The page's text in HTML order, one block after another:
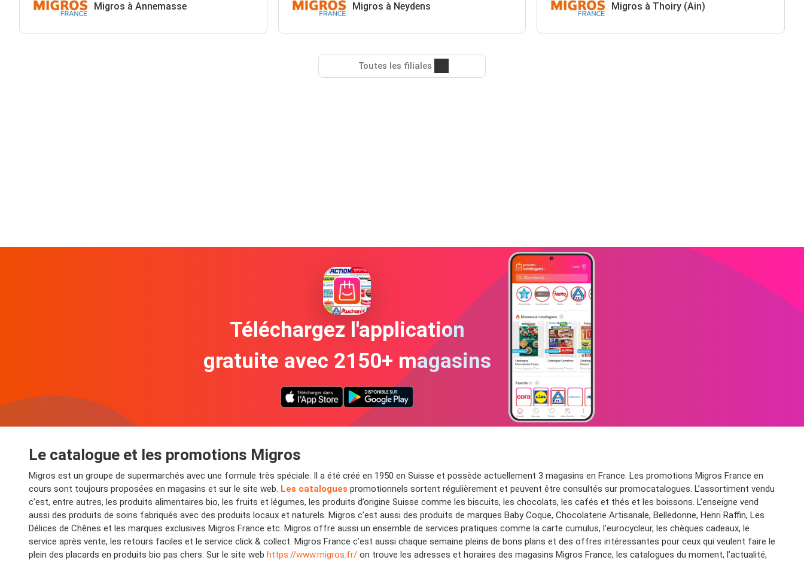
Migros à Annemasse Migros à Neydens Migros à Thoiry (Ain)
Toutes les filiales
Téléchargez l'application
gratuite avec 2150+ magasins
Le catalogue et les promotions Migros
Migros est un groupe de supermarchés avec une formule très spéciale. Il a été créé en 1950 en Suisse et possède actuellement 3 magasins en France. Les promotions Migros France en
cours sont toujours proposées en magasins et sur le site web. Les catalogues promotionnels sortent régulièrement et peuvent être consultés sur promocatalogues. L’assortiment vendu
c’est, entre autres, les produits alimentaires bio, les fruits et légumes, les produits d’origine Suisse comme les biscuits, les chocolats, les cafés et thés et les boissons. L’enseigne vend
aussi des produits de soins fabriqués avec des produits locaux et naturels. Migros c’est aussi des produits de marques Baby Coque, Chocolaterie Artisanale, Belledonne, Henri Raffin, Les
Délices de Chênes et les marques exclusives Migros France etc. Migros offre aussi un ensemble de services pratiques comme la carte cumulus, l’eurocycleur, les chèques cadeaux, le
service après vente, les retours faciles et le service click & collect. Migros France c’est aussi chaque semaine pleins de bons plans et des offres intéressantes pour ceux qui veulent faire le
plein des placards en produits bio pas chers. Sur le site web https://www.migros.fr/ on trouve les adresses et horaires des magasins Migros France, les catalogues du moment, l’actualité,